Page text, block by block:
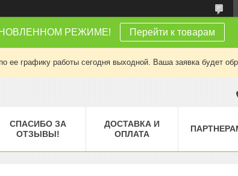
РЕЖИМЕ! Перейти к товарам
ее графику работы сегодня выходной. Ваша заявка будет
СПАСИБО ЗА
ОТЗЫВЫ!
ДОСТАВКА И
ОПЛАТА